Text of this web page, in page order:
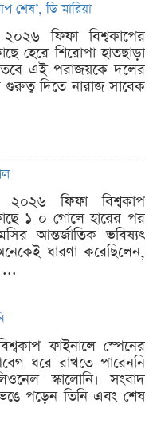
শেষ’, ডি মারিয়া
ফিফা বিশ্বকাপের
হেরে শিরোপা হাতছাড়া
তবে এই পরাজয়কে দলের
দিতে নারাজ সাবেক
২০২৬ ফিফা বিশ্বকাপ
১-০ গোলে হারের পর
আন্তর্জাতিক ভবিষ্যৎ
ধারণা করেছিলেন,
...
ফাইনালে স্পেনের
ধরে রাখতে পারেননি
স্কালোনি। সংবাদ
পড়েন তিনি এবং শেষ